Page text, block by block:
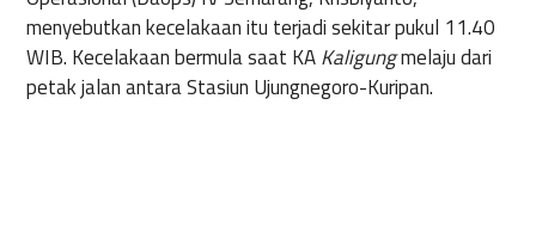
menyebutkan kecelakaan itu terjadi sekitar pukul 11.40
WIB. Kecelakaan bermula saat KAKaligungmelaju dari
petak jalan antara Stasiun Ujungnegoro-Kuripan.